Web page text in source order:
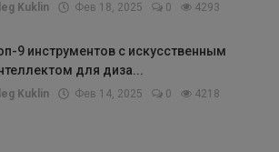
Kuklin Фев 18, 2025 0 4293
9 инструментов с искусственным
для диза...
Kuklin Фев 14, 2025 0 4218